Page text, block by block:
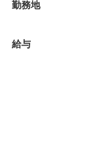
勤務地
給与